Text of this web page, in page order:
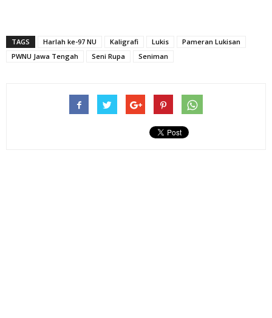
TAGS Harlah ke-97 NU Kaligrafi Lukis
Pameran Lukisan
PWNU Jawa Tengah
Seni Rupa Seniman